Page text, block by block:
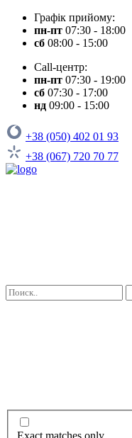
Графік прийому:
пн-пт 07:30 - 18:00
сб 08:00 - 15:00
Call-центр:
пн-пт 07:30 - 19:00
сб 07:30 - 17:00
нд 09:00 - 15:00
+38 (050) 402 01 93
+38 (067) 720 70 77
Exact matches only